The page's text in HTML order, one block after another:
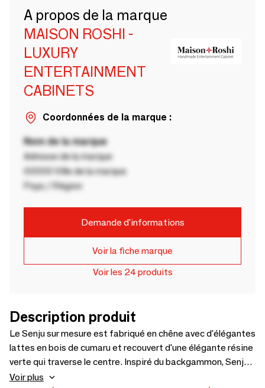
A propos de la marque
MAISON ROSHI -
LUXURY
ENTERTAINMENT
CABINETS
Coordonnées de la marque :
Nom de la marque
Adresse de la marque
00000 Ville de la marque
Pays / Région
Demande d'informations
Voir la fiche marque
Voir les 24 produits
Description produit
Le Senju sur mesure est fabriqué en chêne avec d'élégantes
lattes en bois de cumaru et recouvert d'une élégante résine
verte qui traverse le centre. Inspiré du backgammon, Senju
offre une mobilité facile et une compatibilité parfaite avec
Voir plus